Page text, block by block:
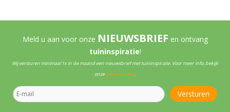
Meld u aan voor onze NIEUWSBRIEF en ontvang
tuininspiratie!
Wij versturen minimaal 1x in de maand een nieuwsbrief met tuininspiratie. Voor meer info, bekijk
onzeprivacy policy.